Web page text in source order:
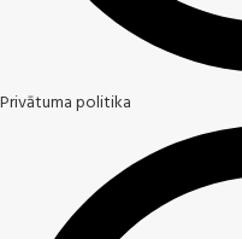
Privātuma politika